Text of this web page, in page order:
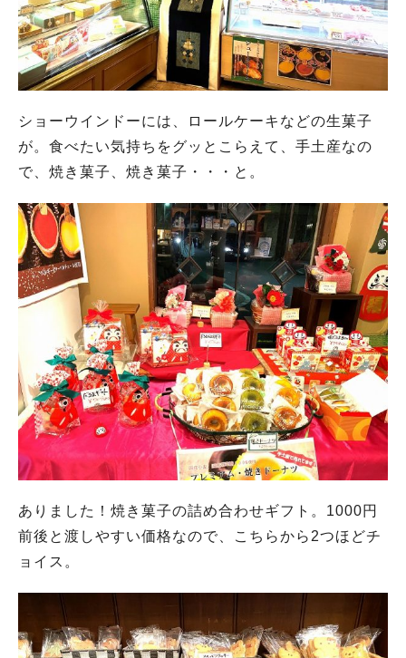
ショーウインドーには、ロールケーキなどの生菓子
が。食べたい気持ちをグッとこらえて、手土産なの
で、焼き菓子、焼き菓子・・・と。
ありました！焼き菓子の詰め合わせギフト。1000円
前後と渡しやすい価格なので、こちらから2つほどチ
ョイス。